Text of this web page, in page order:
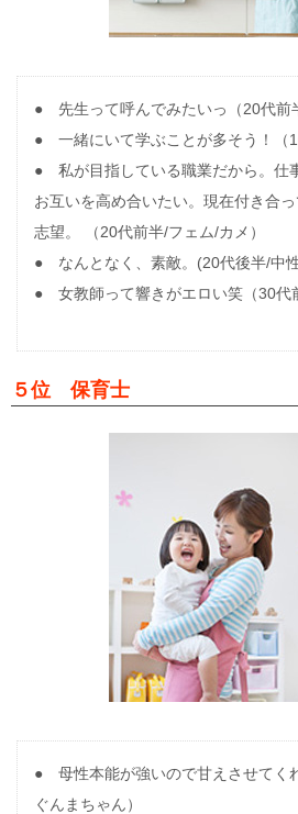
● 先生って呼んでみたいっ（20代前
● 一緒にいて学ぶことが多そう！（
● 私が目指している職業だから。仕
お互いを高め合いたい。現在付き合
志望。 （20代前半/フェム/カメ）
● なんとなく、素敵。(20代後半/中性
● 女教師って響きがエロい笑（30代
５位 保育士
● 母性本能が強いので甘えさせてく
ぐんまちゃん）